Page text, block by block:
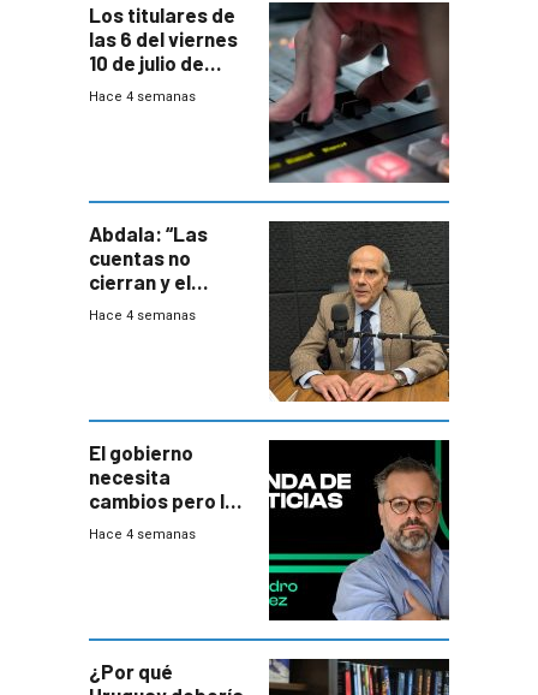
Los titulares de
las 6 del viernes
10 de julio de
2026
Hace 4 semanas
Abdala: “Las
cuentas no
cierran y el
balance del
Hace 4 semanas
El gobierno
necesita
cambios pero los
ministros tienen
Hace 4 semanas
¿Por qué